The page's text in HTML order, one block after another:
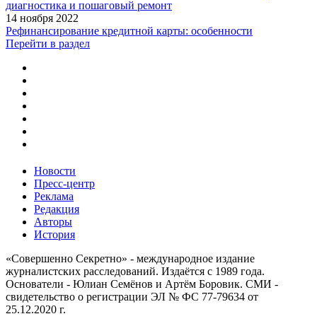
диагностика и пошаговый ремонт
14 ноября 2022
Рефинансирование кредитной карты: особенности
Перейти в раздел
Новости
Пресс-центр
Реклама
Редакция
Авторы
История
«Совершенно Секретно» - международное издание
журналистских расследований. Издаётся с 1989 года.
Основатели - Юлиан Семёнов и Артём Боровик. CМИ -
свидетельство о регистрации ЭЛ № ФС 77-79634 от
25.12.2020 г.